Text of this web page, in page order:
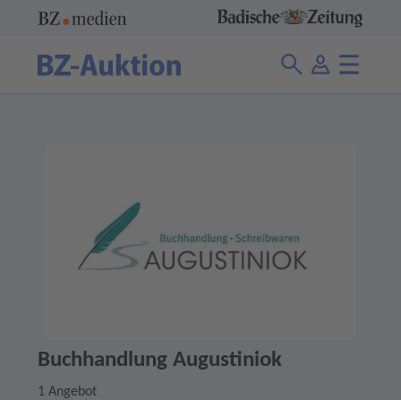
Buchhandlung Augustiniok
1 Angebot